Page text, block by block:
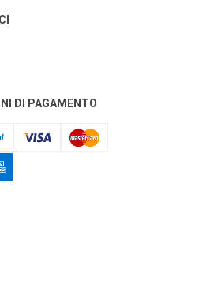
DI PAGAMENTO